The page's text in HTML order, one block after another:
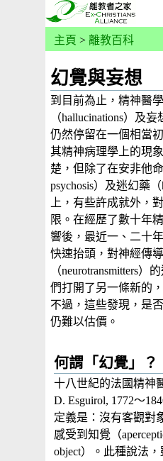
主頁 > 離教百科
幻覺與妄想
到目前為止，精神醫
（hallucinations）及
仍然停留在一個相當
其精神病理學上的現
楚，但除了在安非他
psychosis）及迷幻藥
上，有些許成就外，
限。在經歷了數十年
響後，最近一、二十
快速抬頭，對神經傳
（neurotransmitters）
們打開了另一條新的
不過，這些發現，是
仍難以估價。
何謂「幻覺」？
十八世紀的法國精神
D. Esguirol, 1772～
定義是：沒有客觀對
感受到知覺（
object）。此種說法